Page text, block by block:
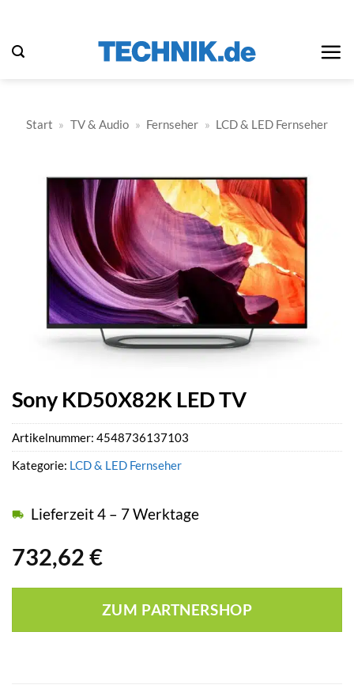
springen
Start » TV & Audio » Fernseher » LCD & LED Fernseher
Sony KD50X82K LED TV
732,62 €
Lieferzeit 4 – 7 Werktage
ZUM PARTNERSHOP
Artikelnummer: 4548736137103
Kategorie: LCD & LED Fernseher